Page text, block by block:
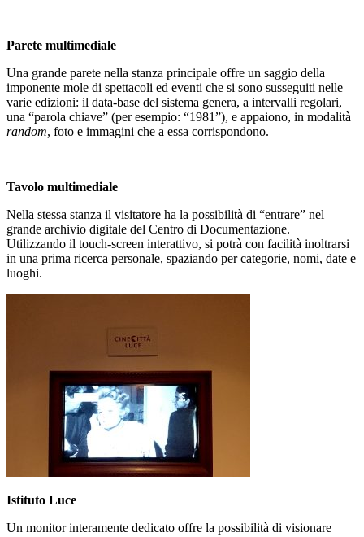
Parete multimediale
Una grande parete nella stanza principale offre un saggio della
imponente mole di spettacoli ed eventi che si sono susseguiti nelle
varie edizioni: il data-base del sistema genera, a intervalli regolari,
una “parola chiave” (per esempio: “1981”), e appaiono, in modalità
random, foto e immagini che a essa corrispondono.
Tavolo multimediale
Nella stessa stanza il visitatore ha la possibilità di “entrare” nel
grande archivio digitale del Centro di Documentazione.
Utilizzando il touch-screen interattivo, si potrà con facilità inoltrarsi
in una prima ricerca personale, spaziando per categorie, nomi, date e
luoghi.
Istituto Luce
Un monitor interamente dedicato offre la possibilità di visionare